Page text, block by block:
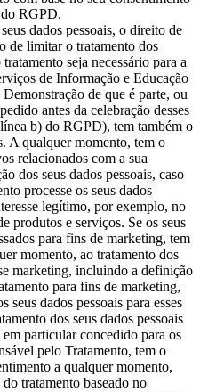
RGPD.
dados pessoais, o direito de
de limitar o tratamento dos
seja necessário para a
de Informação e Educação
de que é parte, ou
antes da celebração desses
b) do RGPD), tem também o
A qualquer momento, tem o
relacionados com a sua
dos seus dados pessoais, caso
processe os seus dados
legítimo, por exemplo, no
produtos e serviços. Se os seus
para fins de marketing, tem
momento, ao tratamento dos
marketing, incluindo a definição
para fins de marketing,
seus dados pessoais para esses
dos seus dados pessoais
particular concedido para os
pelo Tratamento, tem o
a qualquer momento,
tratamento baseado no